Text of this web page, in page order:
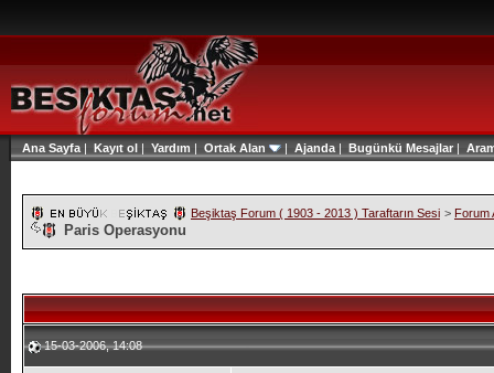
Ana Sayfa | Kayıt ol | Yardım | Ortak Alan | Ajanda | Bugünkü Mesajlar|
Beşiktaş Forum ( 1903 - 2013 ) Taraftarın Sesi > Forum
Paris Operasyonu
15-03-2006, 14:08